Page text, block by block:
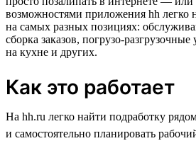
возможностями приложения hh легко
на самых разных позициях:
сборка заказов, погрузо-
на кухне и других.
Как это работает
На hh.ru легко найти подработку
и самостоятельно планировать